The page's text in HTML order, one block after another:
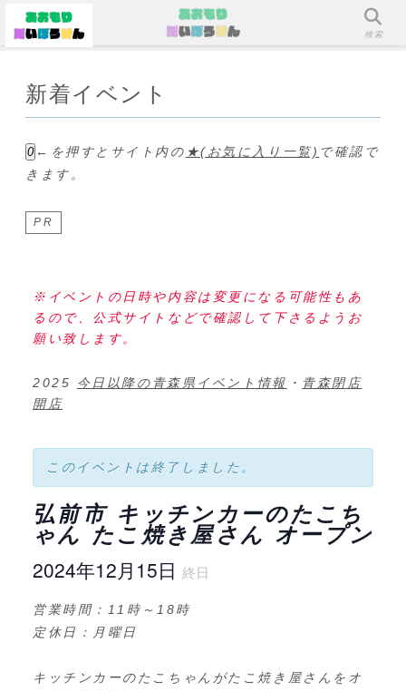
新着イベント
0 ←を押すとサイト内の ★(お気に入り一覧) で確認で
きます。
PR
※イベントの日時や内容は変更になる可能性もあ
るので、公式サイトなどで確認して下さるようお
願い致します。
2025 今日以降の青森県イベント情報 ・ 青森閉店
開店
このイベントは終了しました。
弘前市 キッチンカーのたこち
ゃん たこ焼き屋さん オープン
2024年12月15日 終日
営業時間：11時～18時
定休日：月曜日
キッチンカーのたこちゃんがたこ焼き屋さんをオ
メニュー 検索